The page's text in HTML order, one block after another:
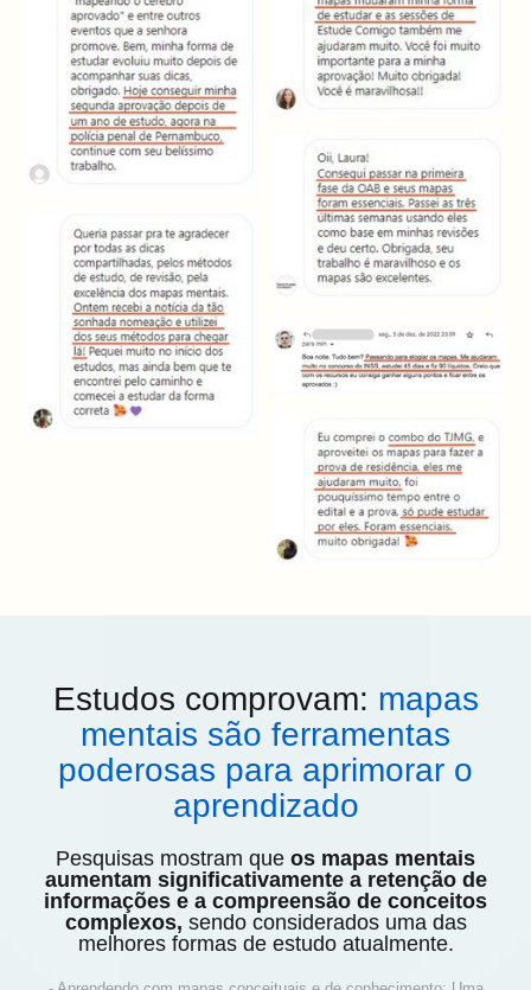
Estudos comprovam: mapas
mentais são ferramentas
poderosas para aprimorar o
aprendizado
Pesquisas mostram que os mapas mentais
aumentam significativamente a retenção de
informações e a compreensão de conceitos
complexos, sendo considerados uma das
melhores formas de estudo atualmente.